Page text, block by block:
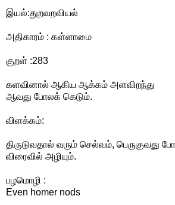
இயல்:துறவறவியல்
அதிகாரம் : கள்ளாமை
குறள் :283
களவினால் ஆகிய ஆக்கம் அளவிறந்து
ஆவது போலக் கெடும்.
விளக்கம்:
திருடுவதால் வரும் செல்வம், பெருகுவது
விரைவில் அழியும்.
பழமொழி :
Even homer nods